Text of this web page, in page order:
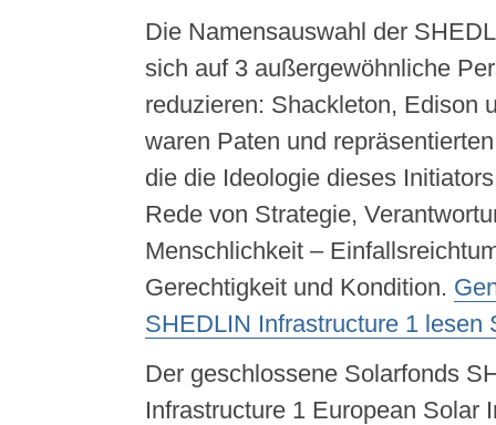
Die Namensauswahl der
sich auf 3 außergewöhnliche
reduzieren: Shackleton, Edison
waren Paten und
die die Ideologie dieses
Rede von Strategie,
Menschlichkeit –
Gerechtigkeit und Kondition.
SHEDLIN Infrastructure 1 lesen
Der geschlossene Solarfonds
Infrastructure 1 European Solar